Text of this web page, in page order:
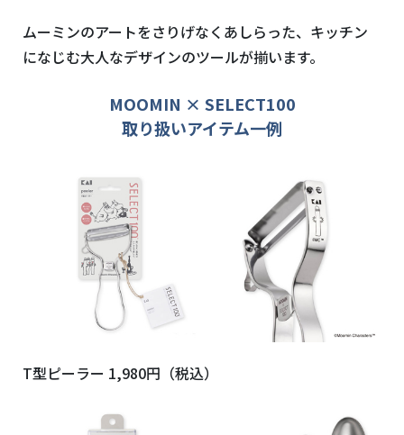
ムーミンのアートをさりげなくあしらった、キッチン
になじむ大人なデザインのツールが揃います。
MOOMIN × SELECT100
取り扱いアイテム一例
T型ピーラー 1,980円（税込）